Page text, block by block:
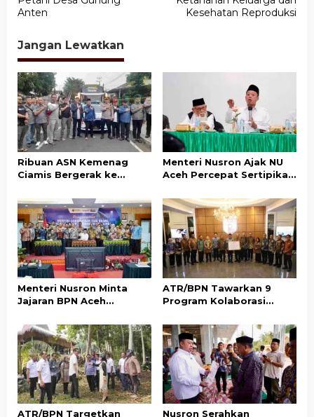
i
g
a
s
i
p
o
s
Anten
Kesehatan Reproduksi
Jangan Lewatkan
Ribuan ASN Kemenag
Ciamis Bergerak ke
Kebangsaan
Menteri Nusron Ajak NU
Aceh Percepat Sertipikasi
Kepastian Hukum Aset
Umat
Menteri Nusron Minta
Jajaran BPN Aceh
Layanan Pertanahan
Berbasis Kepuasan
Masyarakat
ATR/BPN Tawarkan 9
Program Kolaborasi
untuk Perkuat Layanan
Pertanahan
ATR/BPN Targetkan Nusron Serahkan